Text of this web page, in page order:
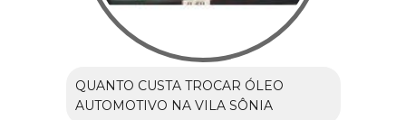
QUANTO CUSTA TROCAR ÓLEO
AUTOMOTIVO NA VILA SÔNIA